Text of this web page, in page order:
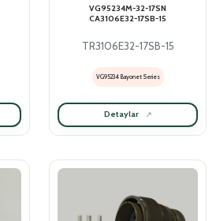
VG95234M-32-17SN
CA3106E32-17SB-15
TR3106E32-17SB-15
VG95234 Bayonet Series
Detaylar